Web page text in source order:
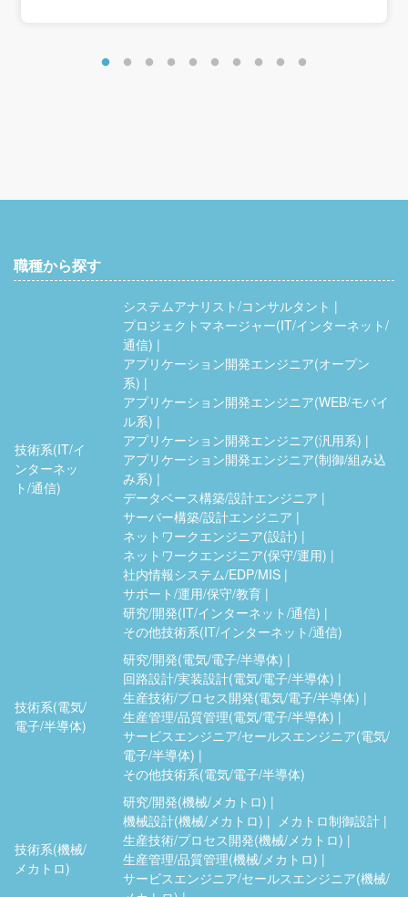
職種から探す
技術系(IT/イ
ンターネッ
ト/通信)
システムアナリスト/コンサルタント
プロジェクトマネージャー(IT/インターネット/
通信)
アプリケーション開発エンジニア(オープン
系)
アプリケーション開発エンジニア(WEB/モバイ
ル系)
アプリケーション開発エンジニア(汎用系)
アプリケーション開発エンジニア(制御/組み込
み系)
データベース構築/設計エンジニア
サーバー構築/設計エンジニア
ネットワークエンジニア(設計)
ネットワークエンジニア(保守/運用)
社内情報システム/EDP/MIS
サポート/運用/保守/教育
研究/開発(IT/インターネット/通信)
その他技術系(IT/インターネット/通信)
技術系(電気/
電子/半導体)
研究/開発(電気/電子/半導体)
回路設計/実装設計(電気/電子/半導体)
生産技術/プロセス開発(電気/電子/半導体)
生産管理/品質管理(電気/電子/半導体)
サービスエンジニア/セールスエンジニア(電気/
電子/半導体)
その他技術系(電気/電子/半導体)
技術系(機械/
メカトロ)
研究/開発(機械/メカトロ)
機械設計(機械/メカトロ)
メカトロ制御設計
生産技術/プロセス開発(機械/メカトロ)
生産管理/品質管理(機械/メカトロ)
サービスエンジニア/セールスエンジニア(機械/